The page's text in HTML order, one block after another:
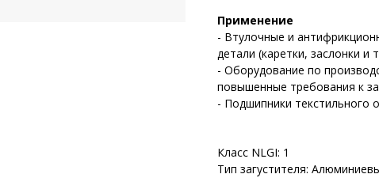
Применение
- Втулочные и
детали (каретки, заслонки и
- Оборудование по
повышенные требования к
- Подшипники текстильного
Класс NLGI: 1
Тип загустителя: